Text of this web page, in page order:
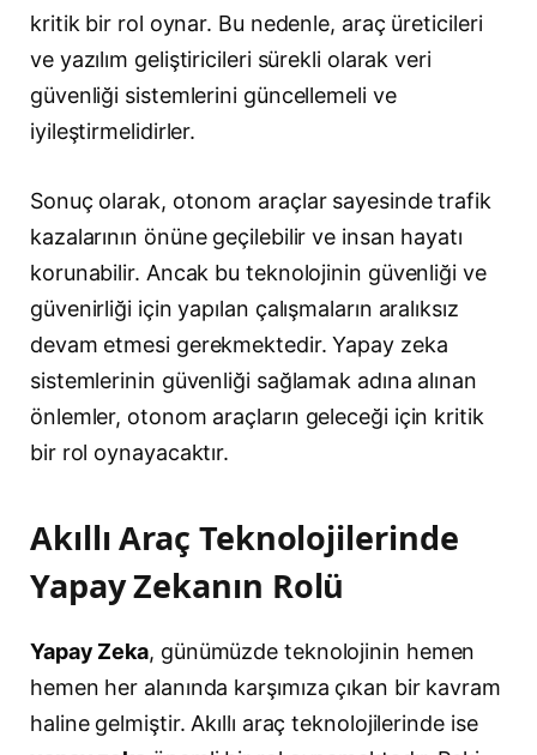
kritik bir rol oynar. Bu nedenle, araç üreticileri
ve yazılım geliştiricileri sürekli olarak veri
güvenliği sistemlerini güncellemeli ve
iyileştirmelidirler.
Sonuç olarak, otonom araçlar sayesinde trafik
kazalarının önüne geçilebilir ve insan hayatı
korunabilir. Ancak bu teknolojinin güvenliği ve
güvenirliği için yapılan çalışmaların aralıksız
devam etmesi gerekmektedir. Yapay zeka
sistemlerinin güvenliği sağlamak adına alınan
önlemler, otonom araçların geleceği için kritik
bir rol oynayacaktır.
Akıllı Araç Teknolojilerinde
Yapay Zekanın Rolü
Yapay Zeka, günümüzde teknolojinin hemen
hemen her alanında karşımıza çıkan bir kavram
haline gelmiştir. Akıllı araç teknolojilerinde ise